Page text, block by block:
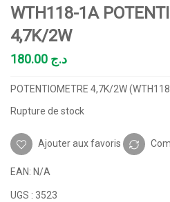
WTH118-1A
4,7K/2W
د.ج
POTENTIOMETRE 4,7K/2W
Rupture de stock
Ajouter aux favoris
EAN: N/A
UGS : 3523